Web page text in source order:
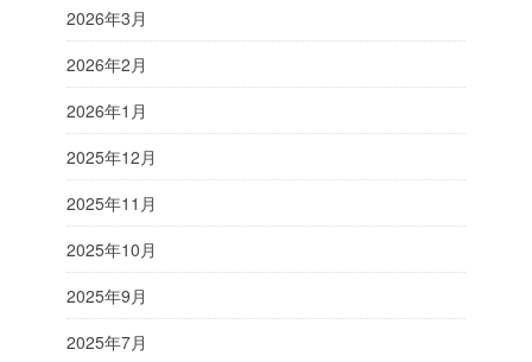
2026年3月
2026年2月
2026年1月
2025年12月
2025年11月
2025年10月
2025年9月
2025年7月